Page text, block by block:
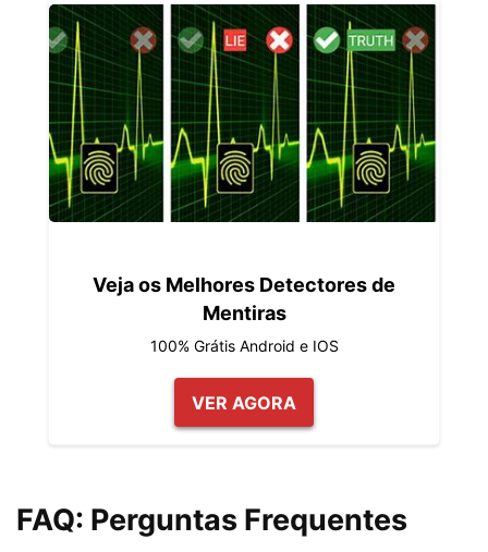
Veja os Melhores Detectores de
Mentiras
100% Grátis Android e IOS
VER AGORA
FAQ: Perguntas Frequentes